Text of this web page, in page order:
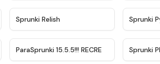
Sprunki Relish Sprunki
★ 4.9
ParaSprunki 15.5.5!!! RECRE Sprunki